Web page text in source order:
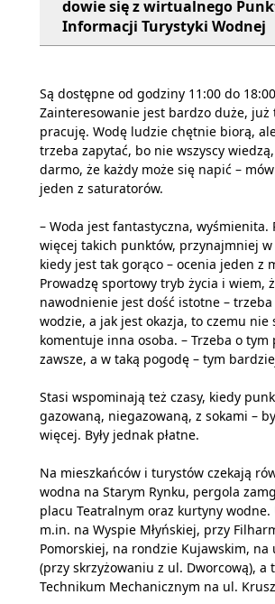
dowie się z wirtualnego
Informacji Turystyki Wodnej
Są dostępne od godziny 11:00 do
Zainteresowanie jest bardzo duże, już
pracuję. Wodę ludzie chętnie biorą,
trzeba zapytać, bo nie wszyscy
darmo, że każdy może się napić –
jeden z saturatorów.
– Woda jest fantastyczna, wyśmienita.
więcej takich punktów, przynajmniej w
kiedy jest tak gorąco – ocenia jeden z
Prowadzę sportowy tryb życia i wiem,
nawodnienie jest dość istotne –
wodzie, a jak jest okazja, to czemu nie
komentuje inna osoba. – Trzeba o tym
zawsze, a w taką pogodę – tym
Stasi wspominają też czasy, kiedy
gazowaną, niegazowaną, z sokami –
więcej. Były jednak płatne.
Na mieszkańców i turystów czekają
wodna na Starym Rynku, pergola
placu Teatralnym oraz kurtyny wodne.
m.in. na Wyspie Młyńskiej, przy
Pomorskiej, na rondzie Kujawskim, na
(przy skrzyżowaniu z ul. Dworcową), a
Technikum Mechanicznym na ul.